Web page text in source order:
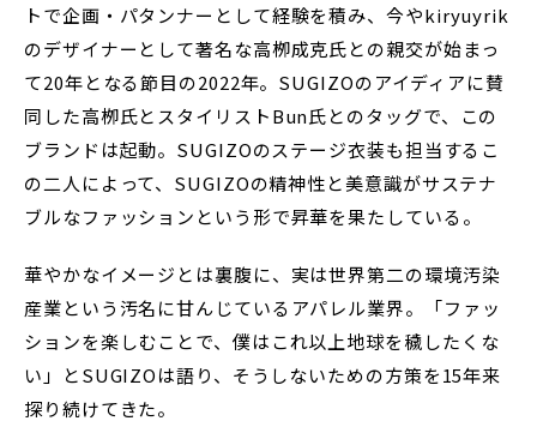
トで企画・パタンナーとして経験を積み、今やkiryuyrik
のデザイナーとして著名な高栁成克氏との親交が始まっ
て20年となる節目の2022年。SUGIZOのアイディアに賛
同した高栁氏とスタイリストBun氏とのタッグで、この
ブランドは起動。SUGIZOのステージ衣装も担当するこ
の二人によって、SUGIZOの精神性と美意識がサステナ
ブルなファッションという形で昇華を果たしている。
華やかなイメージとは裏腹に、実は世界第二の環境汚染
産業という汚名に甘んじているアパレル業界。「ファッ
ションを楽しむことで、僕はこれ以上地球を穢したくな
い」とSUGIZOは語り、そうしないための方策を15年来
探り続けてきた。